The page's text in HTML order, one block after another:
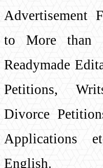
Advertisement
to More than
Readymade
Petitions,
Divorce
Applications
English.